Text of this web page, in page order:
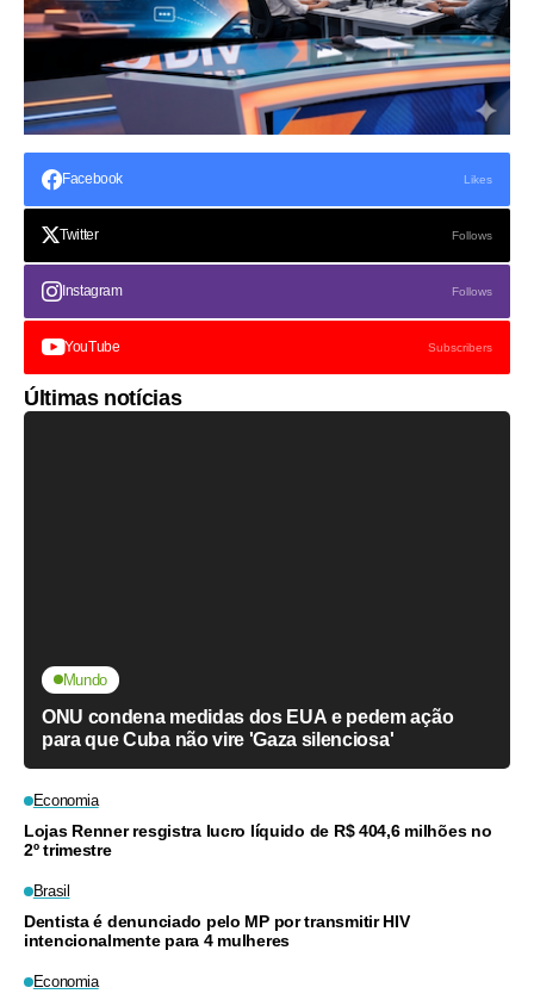
Facebook Likes
Twitter Follows
Instagram Follows
YouTube Subscribers
Últimas notícias
Mundo
ONU condena medidas dos EUA e pedem ação
para que Cuba não vire 'Gaza silenciosa'
Economia
Lojas Renner resgistra lucro líquido de R$ 404,6 milhões no
2º trimestre
Brasil
Dentista é denunciado pelo MP por transmitir HIV
intencionalmente para 4 mulheres
Economia